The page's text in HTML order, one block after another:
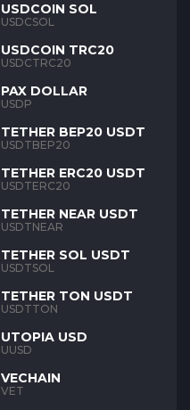
USDCOIN SOL
USDCSOL
USDCOIN TRC20
USDCTRC20
PAX DOLLAR
USDP
TETHER BEP20 USDT
USDTBEP20
TETHER ERC20 USDT
USDTERC20
TETHER NEAR USDT
USDTNEAR
TETHER SOL USDT
USDTSOL
TETHER TON USDT
USDTTON
UTOPIA USD
UUSD
VECHAIN
VET